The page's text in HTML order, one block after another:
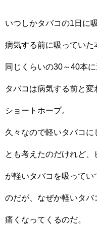
いつしかタバコの1日に
病気する前に吸っていた
同じくらいの30～40本に
タバコは病気する前と変
ショートホープ。
久々なので軽いタバコに
とも考えたのだけれど
が軽いタバコを吸ってい
のだが、なぜか軽いタバ
痛くなってくるのだ。